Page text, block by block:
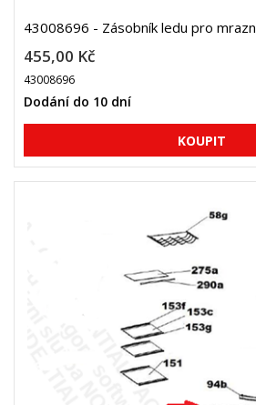
43008696 - Zásobník ledu pro
455,00 Kč
43008696
Dodání do 10 dní